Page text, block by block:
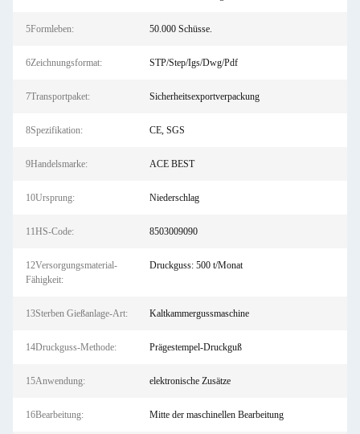
5Formleben: 50.000 Schüsse.
6Zeichnungsformat: STP/Step/Igs/Dwg/Pdf
7Transportpaket: Sicherheitsexportverpackung
8Spezifikation: CE, SGS
9Handelsmarke: ACE BEST
10Ursprung: Niederschlag
11HS-Code: 8503009090
12Versorgungsmaterial-
Fähigkeit:
Druckguss: 500 t/Monat
13Sterben Gießanlage-Art: Kaltkammergussmaschine
14Druckguss-Methode: Prägestempel-Druckguß
15Anwendung: elektronische Zusätze
16Bearbeitung: Mitte der maschinellen Bearbeitung